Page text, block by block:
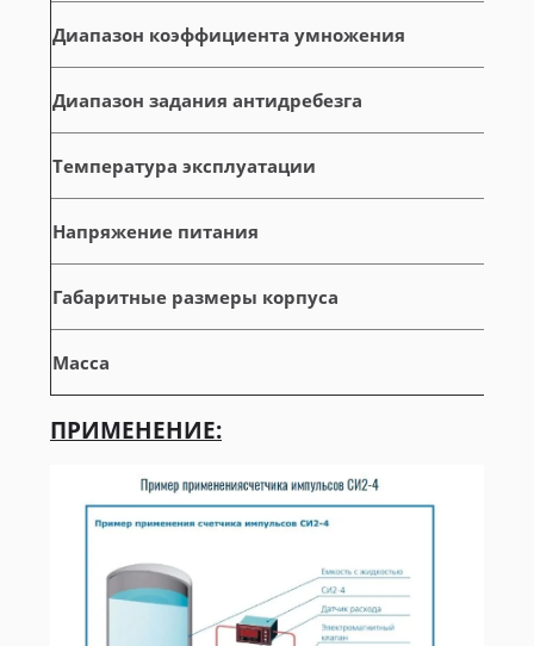
Диапазон коэффициента умножения
Диапазон задания антидребезга
Температура эксплуатации
Напряжение питания
Габаритные размеры корпуса
Масса
ПРИМЕНЕНИЕ: